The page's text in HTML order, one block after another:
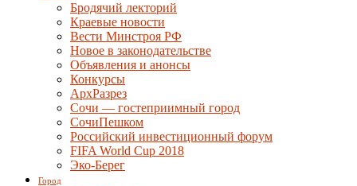
Бродячий лекторий
Краевые новости
Вести Минстроя РФ
Новое в законодательстве
Объявления и анонсы
Конкурсы
АрхРазрез
Сочи — гостеприимный город
СочиПешком
Российский инвестиционный форум
FIFA World Cup 2018
Эко-Берег
Город